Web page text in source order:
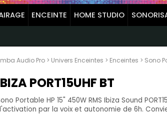
ENCEINTE HOME STUDIO
Audio Pro > Univers Enceintes > Enceintes > Sono
PORT15UHF BT
Portable HP 15" 450W RMS Ibiza Sound
par la voix et autonomie de 6h.